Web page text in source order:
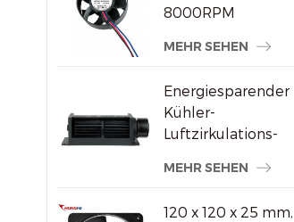
8000RPM
Bürstenloser
kleine
elektronische
Geräte
MEHR SEHEN
Energiesparender
Kühler-
Luftzirkulations-
aus Kunststoff
MEHR SEHEN
120 x 120 x 25 mm,